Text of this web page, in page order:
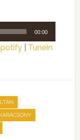
00:00
| TuneIn
,
KARÁCSONY ,